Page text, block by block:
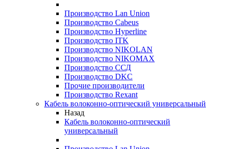
Производство Lan Union
Производство Cabeus
Производство Hyperline
Производство ITK
Производство NIKOLAN
Производство NIKOMAX
Производство ССД
Производство DKC
Прочие производители
Производство Rexant
Кабель волоконно-оптический универсальный
Назад
Кабель волоконно-оптический
универсальный